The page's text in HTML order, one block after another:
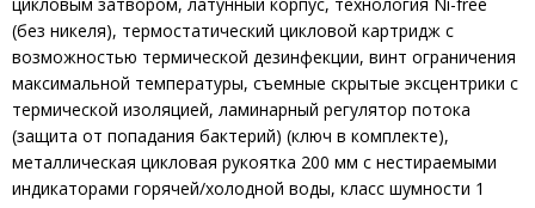
(без никеля), термостатический цикловой картридж с
возможностью термической дезинфекции, винт ограничения
максимальной температуры, съемные скрытые эксцентрики с
термической изоляцией, ламинарный регулятор потока
(защита от попадания бактерий) (ключ в комплекте),
металлическая цикловая рукоятка 200 мм с нестираемыми
индикаторами горячей/холодной воды, класс шумности 1